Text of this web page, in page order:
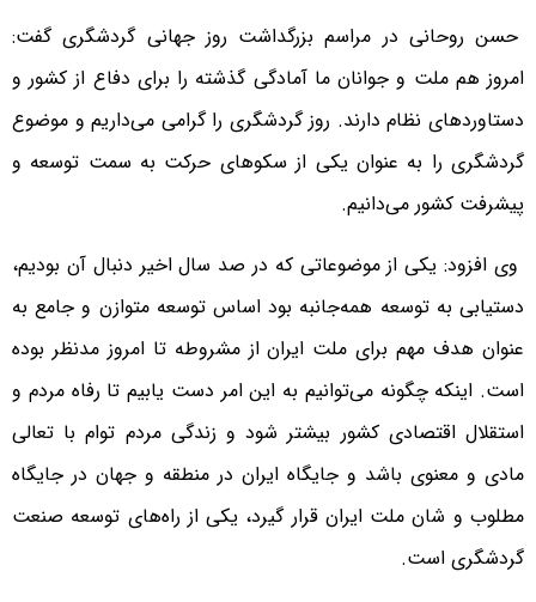
حسن روحانی در مراسم بزرگداشت روز جهانی گردشگری گفت:
امروز هم ملت و جوانان ما آمادگی گذشته را برای دفاع از کشور و
دستاوردهای نظام دارند. روز گردشگری را گرامی می‌داریم و موضوع
گردشگری را به عنوان یکی از سکوهای حرکت به سمت توسعه و
پیشرفت کشور می‌دانیم.
وی افزود: یکی از موضوعاتی که در صد سال اخیر دنبال آن بودیم،
دستیابی به توسعه همه‌جانبه بود اساس توسعه متوازن و جامع به
عنوان هدف مهم برای ملت ایران از مشروطه تا امروز مدنظر بوده
است. اینکه چگونه می‌توانیم به این امر دست یابیم تا رفاه مردم و
استقلال اقتصادی کشور بیشتر شود و زندگی مردم توام با تعالی
مادی و معنوی باشد و جایگاه ایران در منطقه و جهان در جایگاه
مطلوب و شان ملت ایران قرار گیرد، یکی از راه‌های توسعه صنعت
گردشگری است.